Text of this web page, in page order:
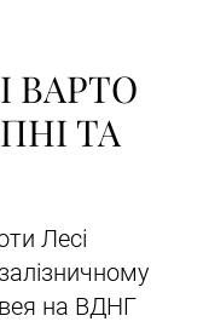
ВАРТО
ТА
Лесі
на ВДНГ